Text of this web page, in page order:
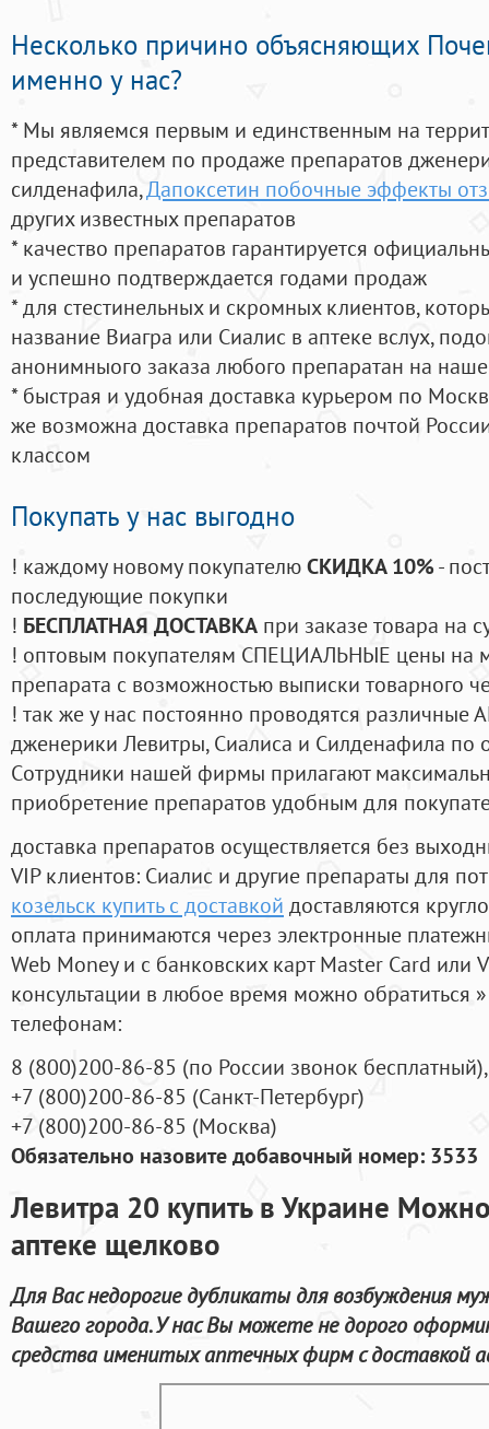
Несколько причино объясняющих
именно у нас?
* Мы являемся первым и единственным на
представителем по продаже препаратов
силденафила,Дапоксетин побочные эффекты
других известных препаратов
* качество препаратов гарантируется
и успешно подтверждается годами продаж
* для стестинельных и скромных клиентов,
название Виагра или Сиалис в аптеке вслух,
анонимныого заказа любого препаратан на
* быстрая и удобная доставка курьером по
же возможна доставка препаратов почтой
классом
Покупать у нас выгодно
! каждому новому покупателюСКИДКА 10%-
последующие покупки
! БЕСПЛАТНАЯ ДОСТАВКА при заказе товара на
! оптовым покупателям СПЕЦИАЛЬНЫЕ цены на
препарата с возможностью выписки товарного
! так же у нас постоянно проводятся
дженерики Левитры, Сиалиса и Силденафила по
Cотрудники нашей фирмы прилагают
приобретение препаратов удобным для
доставка препаратов осуществляется без
VIP клиентов: Сиалис и другие препараты для
козельск купить с доставкой доставляются
оплата принимаются через электронные
Web Money и с банковских карт Master Card или
консультации в любое время можно обратиться
телефонам:
8 (800)200-86-85 (по России звонок бесплатный),
+7 (800)200-86-85 (Санкт-Петербург)
+7 (800)200-86-85 (Москва)
Обязательно назовите добавочный номер: 3533
Левитра 20 купить в Украине
аптеке щелково
Для Вас недорогие дубликаты для возбуждения
Вашего города. У нас Вы можете не дорого
средства именитых аптечных фирм с доставкой